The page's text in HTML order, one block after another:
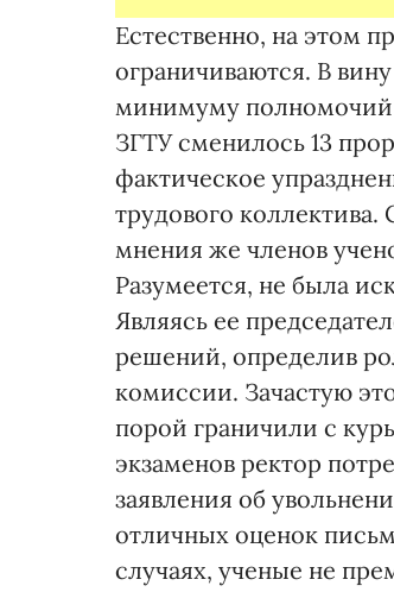
Естественно, на этом
ограничиваются. В
минимуму полномочий
ЗГТУ сменилось 13
фактическое
трудового коллектива.
мнения же членов
Разумеется, не была
Являясь ее
решений, определив
комиссии. Зачастую
порой граничили с
экзаменов ректор
заявления об
отличных оценок
случаях, ученые не